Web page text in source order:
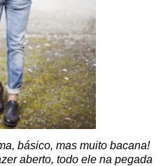
básico, mas muito bacana!
aberto, todo ele na pegada